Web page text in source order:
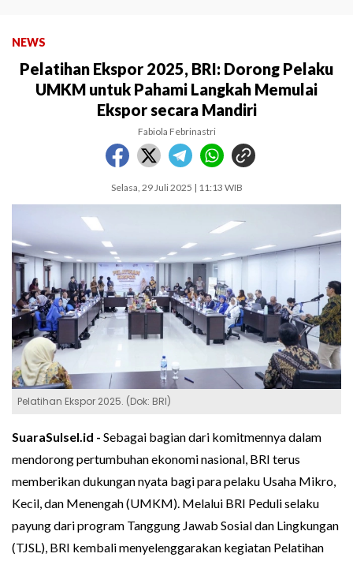
NEWS
Pelatihan Ekspor 2025, BRI: Dorong Pelaku
UMKM untuk Pahami Langkah Memulai
Ekspor secara Mandiri
Fabiola Febrinastri
Selasa, 29 Juli 2025 | 11:13 WIB
Pelatihan Ekspor 2025. (Dok: BRI)
SuaraSulsel.id - Sebagai bagian dari komitmennya dalam
mendorong pertumbuhan ekonomi nasional, BRI terus
memberikan dukungan nyata bagi para pelaku Usaha Mikro,
Kecil, dan Menengah (UMKM). Melalui BRI Peduli selaku
payung dari program Tanggung Jawab Sosial dan Lingkungan
(TJSL), BRI kembali menyelenggarakan kegiatan Pelatihan